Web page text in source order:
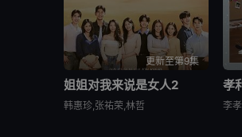
更新至第9集
姐姐对我来说是女人2
韩惠珍,张祐荣,林哲
孝
李